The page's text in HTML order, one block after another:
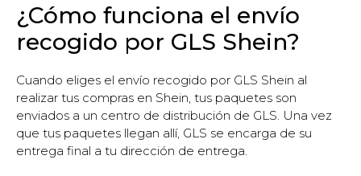
¿Cómo funciona el envío
recogido por GLS Shein?
Cuando eliges el envío recogido por GLS Shein al
realizar tus compras en Shein, tus paquetes son
enviados a un centro de distribución de GLS. Una vez
que tus paquetes llegan allí, GLS se encarga de su
entrega final a tu dirección de entrega.